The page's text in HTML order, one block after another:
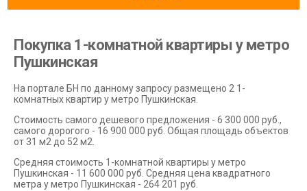
Покупка 1-комнатной квартиры у метро
Пушкинская
На портале БН по данному запросу размещено 2 1-
комнатных квартир у метро Пушкинская.
Стоимость самого дешевого предложения - 6 300 000 руб.,
самого дорогого - 16 900 000 руб. Общая площадь объектов
от 31 м2 до 52 м2.
Средняя стоимость 1-комнатной квартиры у метро
Пушкинская - 11 600 000 руб. Средняя цена квадратного
метра у метро Пушкинская - 264 201 руб.